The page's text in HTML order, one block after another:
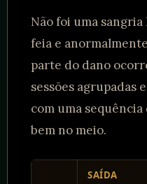
Não foi uma
feia e
parte do dano
sessões agrupadas
com uma
bem no meio.
SAÍDA